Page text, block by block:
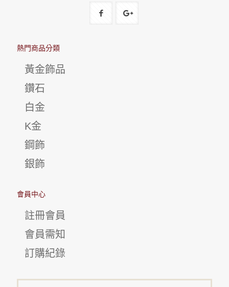
熱門商品分類
黃金飾品
鑽石
白金
K金
鋼飾
銀飾
會員中心
註冊會員
會員需知
訂購紀錄